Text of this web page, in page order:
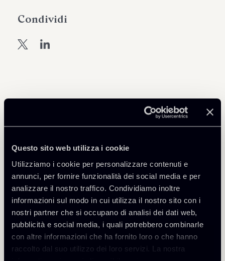
Questo sito web utilizza i cookie
Utilizziamo i cookie per personalizzare contenuti e
annunci, per fornire funzionalità dei social media e per
analizzare il nostro traffico. Condividiamo inoltre
informazioni sul modo in cui utilizza il nostro sito con i
nostri partner che si occupano di analisi dei dati web,
pubblicità e social media, i quali potrebbero combinarle
con altre informazioni che ha fornito loro o che hanno
raccolto dal suo utilizzo dei loro servizi. La nostra
Condividi
Torna agli Insights
SEDI
Milano
Scopri il professionista